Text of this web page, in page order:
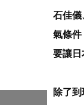
石佳儀
氣條件
要讓日
除了